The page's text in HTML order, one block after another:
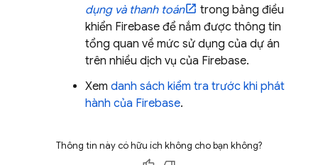
dụng và thanh toán
trong bảng điều
khiển Firebase để nắm được thông tin
tổng quan về mức sử dụng của dự án
trên nhiều dịch vụ của Firebase.
Xem danh sách kiểm tra trước khi phát
hành của Firebase.
Thông tin này có hữu ích không cho bạn không?